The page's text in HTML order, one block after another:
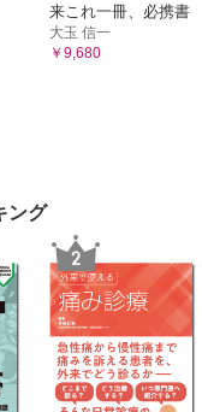
新潟市での難病対策
者二人世帯の支援事例
ーキンソン病センター
機構 鳥取医療センター
ーキンソン病多職種連
機構 仙台西多賀病院
ーキンソン病ケアのバ
大学病院
来これ一冊、必携書
大玉 信一
￥9,680
ング
2